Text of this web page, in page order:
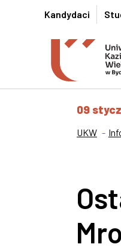
Przejdź do
Przejdź do treści
Przejdź do stopki -
Kandydaci
09
UKW